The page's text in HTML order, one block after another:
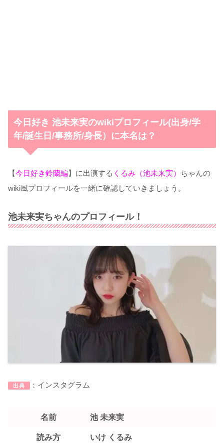
今日好き 池未来実のwikiプロフィール(出身/学
年/誕生日/事務所/身長）に本名は？
【今日好き鈴蘭編】に出演する くるみ（池未来実） ちゃんの
wiki風プロフィールを一緒に確認していきましょう。
池未来実ちゃんのプロフィール！
出典 ：インスタグラム
名前 池 未来実
読み方 いけ くるみ